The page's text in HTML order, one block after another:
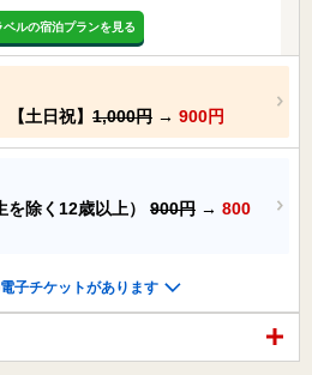
ベルの宿泊プランを見る
【土日祝】 1,000円 → 900円
を除く12歳以上） 900円 → 800
子チケットがあります